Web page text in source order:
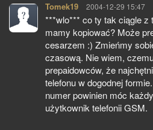
Tomek19 pisze:
2004-12-29 15:47
***wlo*** co ty tak ciągle
mamy kopiować? Może
cesarzem :) Zmieńmy
czasową. Nie wiem,
prepaidowców, że
telefonu w dogodnej
numer powinien móc
użytkownik telefonii GSM.